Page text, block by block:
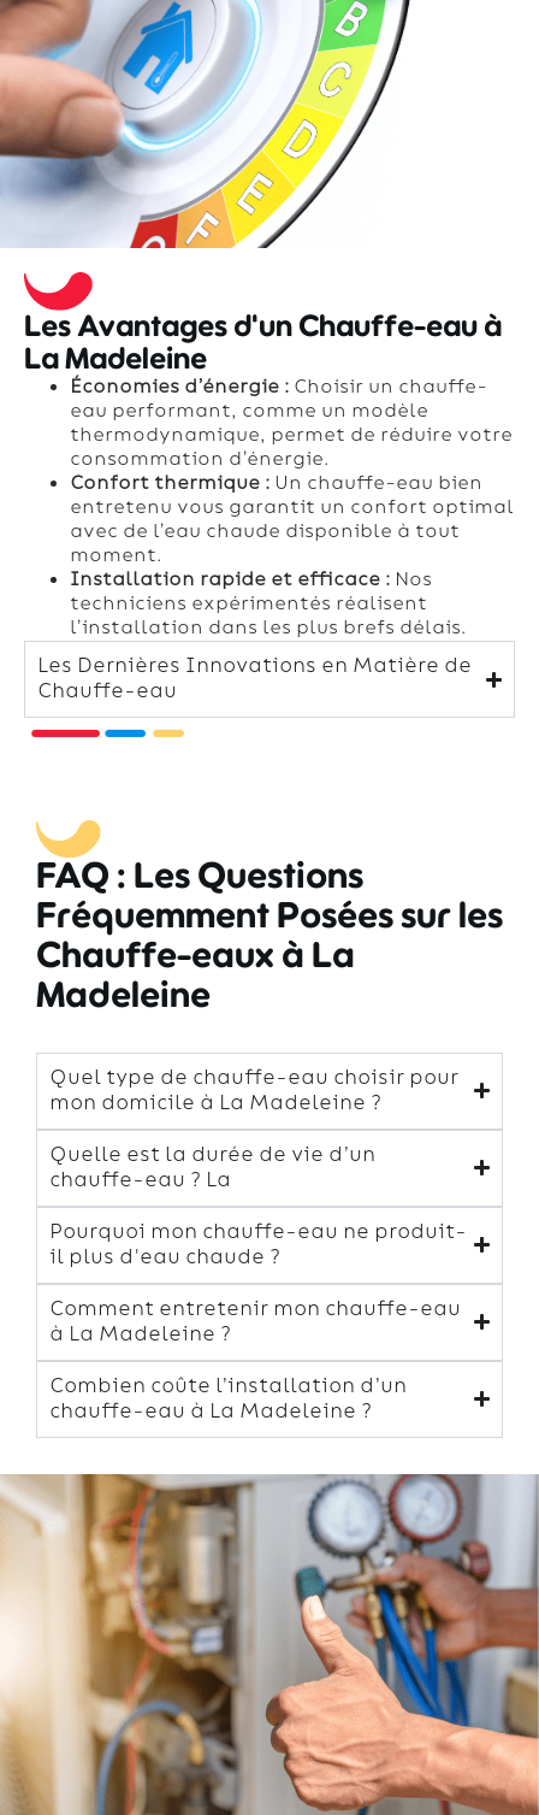
Les Avantages d'un Chauffe-eau à
La Madeleine
Économies d’énergie :Choisir un chauffe-
eau performant, comme un modèle
thermodynamique, permet de réduire votre
consommation d’énergie.
Confort thermique :Un chauffe-eau bien
entretenu vous garantit un confort optimal
avec de l’eau chaude disponible à tout
moment.
Installation rapide et efficace :Nos
techniciens expérimentés réalisent
l’installation dans les plus brefs délais.
Les Dernières Innovations en Matière de
Chauffe-eau
FAQ : Les Questions
Fréquemment Posées sur les
Chauffe-eaux à La
Madeleine
Quel type de chauffe-eau choisir pour
mon domicile à La Madeleine ?
Quelle est la durée de vie d’un
chauffe-eau ? La
Pourquoi mon chauffe-eau ne produit-
il plus d'eau chaude ?
Comment entretenir mon chauffe-eau
à La Madeleine ?
Combien coûte l’installation d’un
chauffe-eau à La Madeleine ?